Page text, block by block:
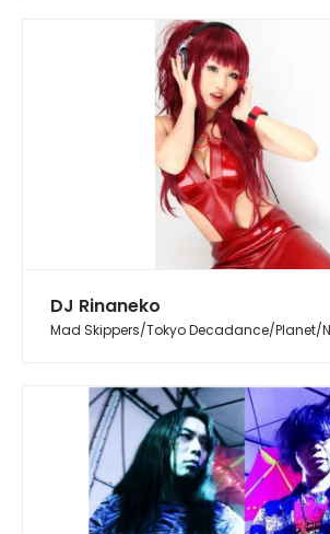
DJ Rinaneko
Mad Skippers/Tokyo Decadance/Planet/